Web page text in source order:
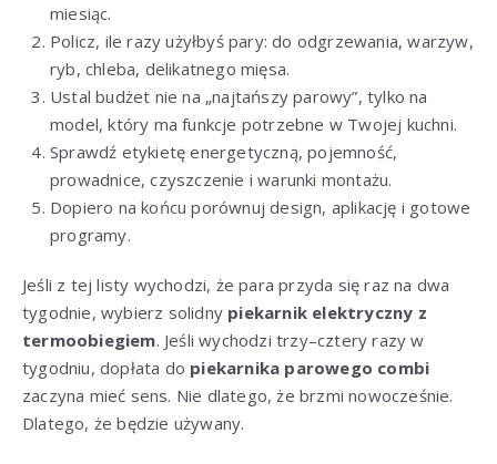
miesiąc.
Policz, ile razy użyłbyś pary: do odgrzewania, warzyw,
ryb, chleba, delikatnego mięsa.
Ustal budżet nie na „najtańszy parowy”, tylko na
model, który ma funkcje potrzebne w Twojej kuchni.
Sprawdź etykietę energetyczną, pojemność,
prowadnice, czyszczenie i warunki montażu.
Dopiero na końcu porównuj design, aplikację i gotowe
programy.
Jeśli z tej listy wychodzi, że para przyda się raz na dwa
tygodnie, wybierz solidny piekarnik elektryczny z
termoobiegiem. Jeśli wychodzi trzy–cztery razy w
tygodniu, dopłata do piekarnika parowego combi
zaczyna mieć sens. Nie dlatego, że brzmi nowocześnie.
Dlatego, że będzie używany.